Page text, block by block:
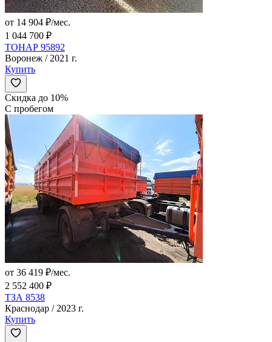
от 14 904 ₽/мес.
1 044 700 ₽
ТОНАР 95892
Воронеж / 2021 г.
Купить
Скидка до 10%
С пробегом
от 36 419 ₽/мес.
2 552 400 ₽
ТЗА 8538
Краснодар / 2023 г.
Купить